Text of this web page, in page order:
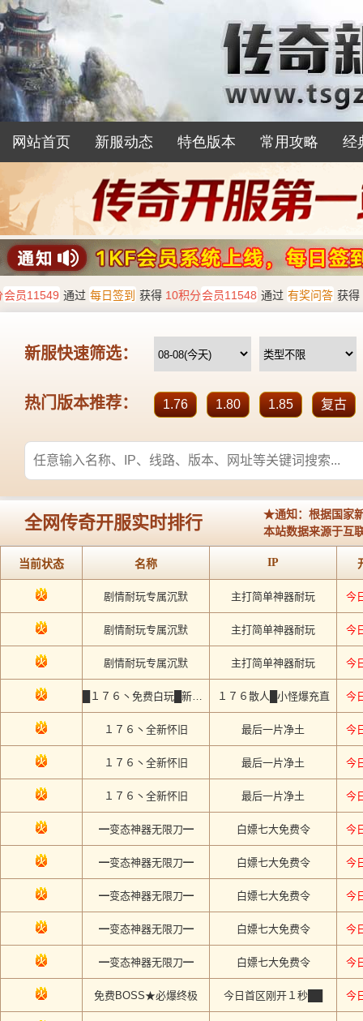
网站首页 新服动态 特色版本 常用攻略 经